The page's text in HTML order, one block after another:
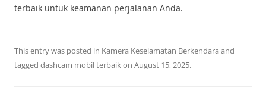
terbaik untuk keamanan perjalanan Anda.
This entry was posted in Kamera Keselamatan Berkendara and
tagged dashcam mobil terbaikon August 15, 2025.